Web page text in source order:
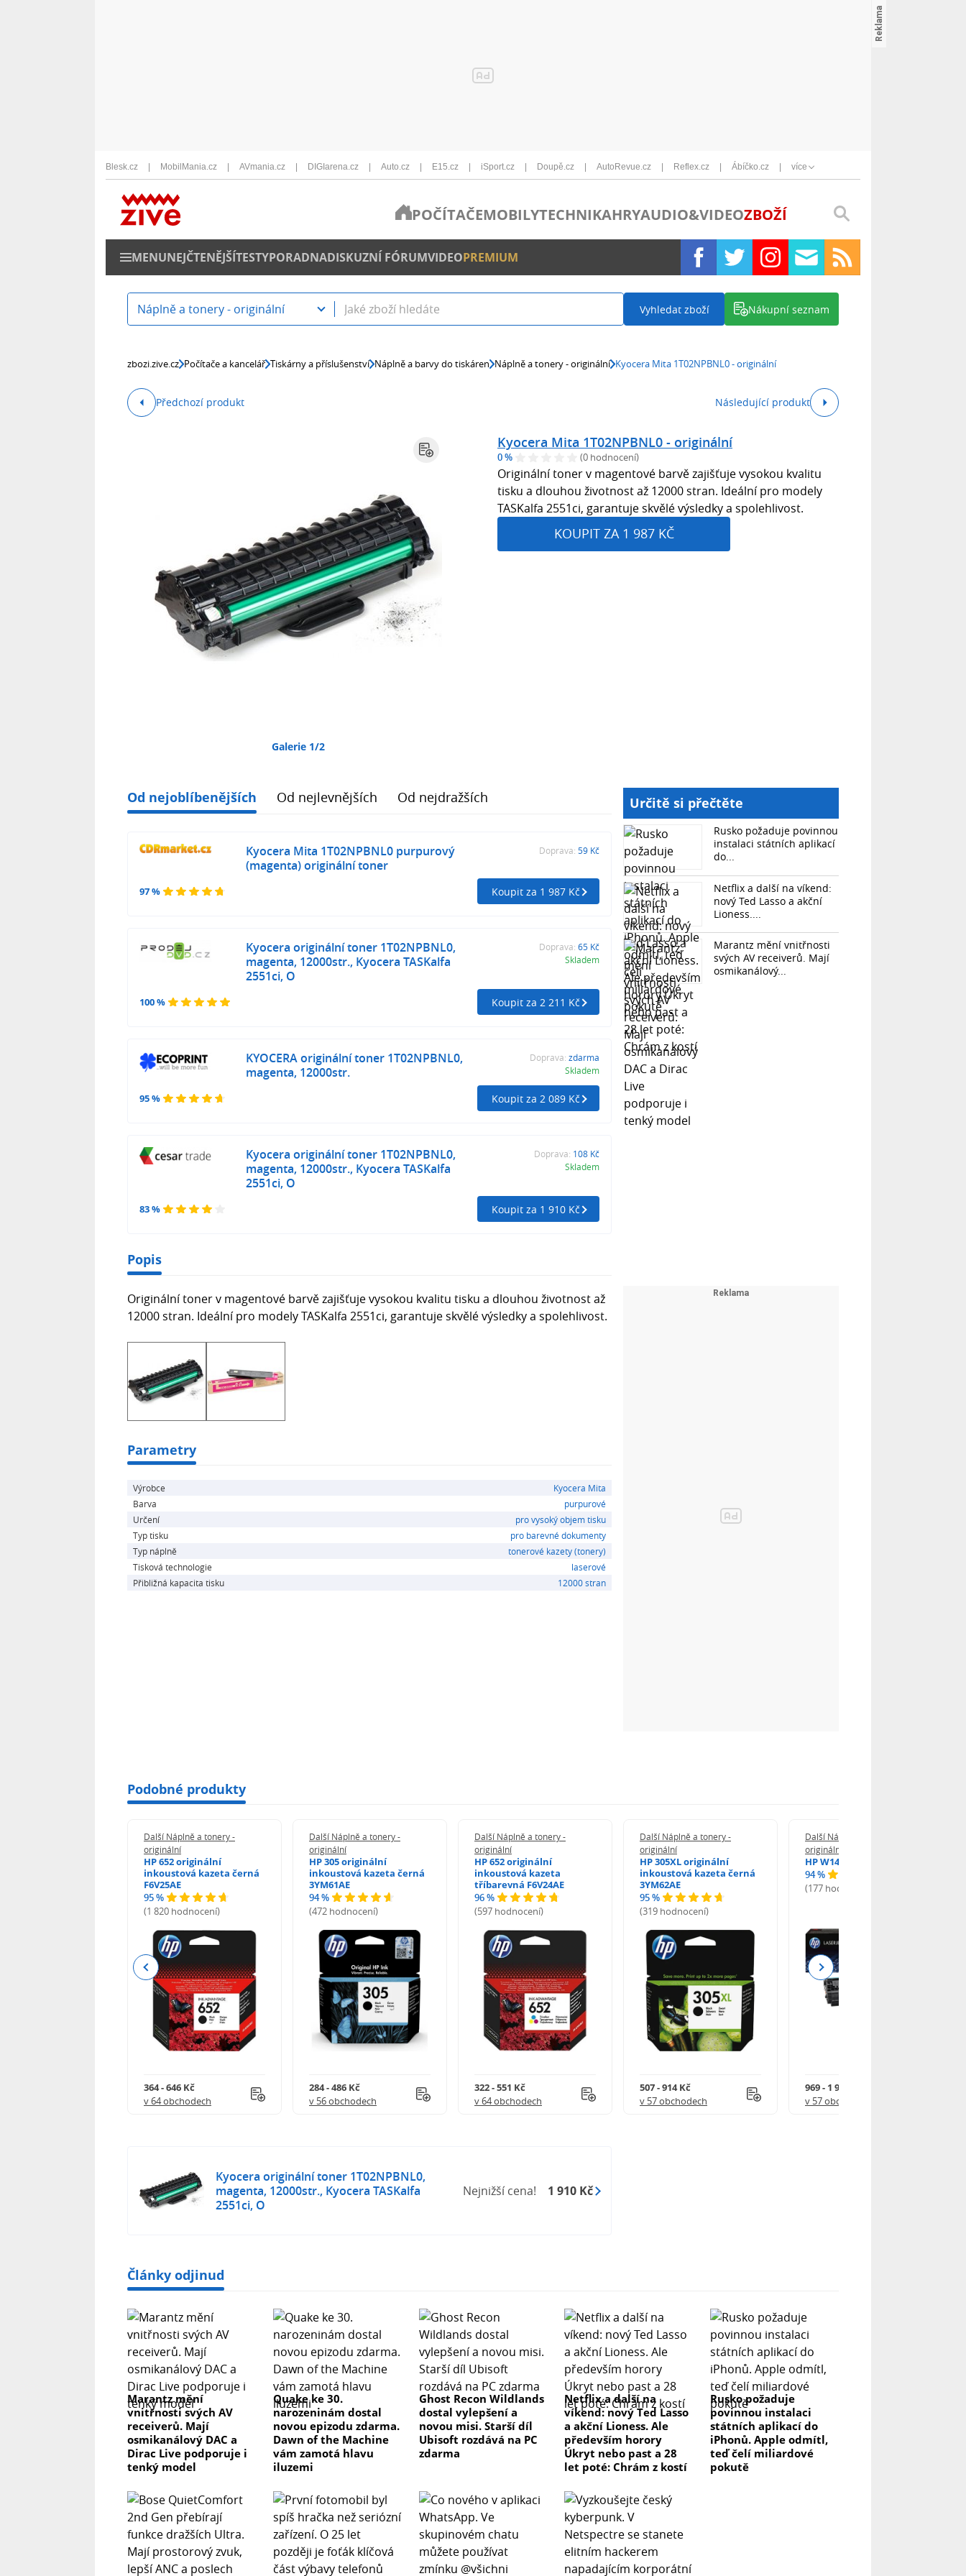
Blesk.cz MobilMania.cz AVmania.cz DIGIarena.cz Auto.cz E15.cz iSport.cz Doupě.cz AutoRevue.cz Reflex.cz Ábíčko.cz více
POČÍTAČEMOBILYTECHNIKAHRYAUDIO&VIDEOZBOŽÍ
MENUNEJČTENĚJŠÍTESTYPORADNADISKUZNÍ FÓRUMVIDEOPREMIUM
Náplně a tonery - originální Vyhledat zboží Nákupní seznam
zbozi.zive.cz Počítače a kancelář Tiskárny a příslušenství Náplně a barvy do tiskáren Náplně a tonery - originální Kyocera Mita 1T02NPBNL0 - originální
Předchozí produkt Následující produkt
Galerie 1/2
Kyocera Mita 1T02NPBNL0 - originální
0 % (0 hodnocení)
Originální toner v magentové barvě zajišťuje vysokou kvalitu
tisku a dlouhou životnost až 12000 stran. Ideální pro modely
TASKalfa 2551ci, garantuje skvělé výsledky a spolehlivost.
KOUPIT ZA 1 987 KČ
Od nejoblíbenějších Od nejlevnějších Od nejdražších
97 %
Kyocera Mita 1T02NPBNL0 purpurový
(magenta) originální toner
Doprava: 59 Kč
Koupit za 1 987 Kč
100 %
Kyocera originální toner 1T02NPBNL0,
magenta, 12000str., Kyocera TASKalfa
2551ci, O
Doprava: 65 Kč
Skladem
Koupit za 2 211 Kč
95 %
KYOCERA originální toner 1T02NPBNL0,
magenta, 12000str.
Doprava: zdarma
Skladem
Koupit za 2 089 Kč
83 %
Kyocera originální toner 1T02NPBNL0,
magenta, 12000str., Kyocera TASKalfa
2551ci, O
Doprava: 108 Kč
Skladem
Koupit za 1 910 Kč
Popis
Originální toner v magentové barvě zajišťuje vysokou kvalitu tisku a dlouhou životnost až
12000 stran. Ideální pro modely TASKalfa 2551ci, garantuje skvělé výsledky a spolehlivost.
Parametry
Výrobce
Kyocera Mita
Barva
purpurové
Určení
pro vysoký objem tisku
Typ tisku
pro barevné dokumenty
Typ náplně
tonerové kazety (tonery)
Tisková technologie
laserové
Přibližná kapacita tisku
12000 stran
Určitě si přečtěte
Rusko požaduje povinnou
instalaci státních aplikací
do...
Netflix a další na víkend:
nový Ted Lasso a akční
Lioness....
Marantz mění vnitřnosti
svých AV receiverů. Mají
osmikanálový...
Podobné produkty
Další Náplně a tonery -
originální
HP 652 originální
inkoustová kazeta černá
F6V25AE
95 %
(1 820 hodnocení)
364 - 646 Kč
v 64 obchodech
Další Náplně a tonery -
originální
HP 305 originální
inkoustová kazeta černá
3YM61AE
94 %
(472 hodnocení)
284 - 486 Kč
v 56 obchodech
Další Náplně a tonery -
originální
HP 652 originální
inkoustová kazeta
tříbarevná F6V24AE
96 %
(597 hodnocení)
322 - 551 Kč
v 64 obchodech
Další Náplně a tonery -
originální
HP 305XL originální
inkoustová kazeta černá
3YM62AE
95 %
(319 hodnocení)
507 - 914 Kč
v 57 obchodech
Další Náplně a tonery -
originální
HP W1420A - originální
94 %
(177 hodnocení)
969 - 1 918 Kč
v 57 obchodech
Previous Next
Kyocera originální toner 1T02NPBNL0,
magenta, 12000str., Kyocera TASKalfa
2551ci, O
Nejnižší cena! 1 910 Kč
Články odjinud
Marantz mění
vnitřnosti svých AV
receiverů. Mají
osmikanálový DAC a
Dirac Live podporuje i
tenký model
Quake ke 30.
narozeninám dostal
novou epizodu zdarma.
Dawn of the Machine
vám zamotá hlavu
iluzemi
Ghost Recon Wildlands
dostal vylepšení a
novou misi. Starší díl
Ubisoft rozdává na PC
zdarma
Netflix a další na
víkend: nový Ted Lasso
a akční Lioness. Ale
především horory
Úkryt nebo past a 28
let poté: Chrám z kostí
Rusko požaduje
povinnou instalaci
státních aplikací do
iPhonů. Apple odmítl,
teď čelí miliardové
pokutě